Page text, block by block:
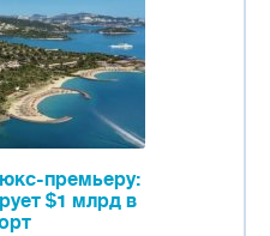
премьеру:
$1 млрд в